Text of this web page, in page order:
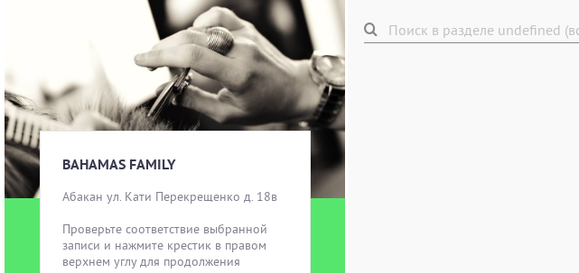
BAHAMAS FAMILY
Абакан ул. Кати Перекрещенко д. 18в
Проверьте соответствие выбранной
записи и нажмите крестик в правом
верхнем углу для продолжения